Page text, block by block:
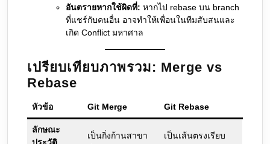
อันตรายหากใช้ผิดที่: หากไป rebase บน branch
ที่แชร์กับคนอื่น อาจทำให้เพื่อนในทีมสับสนและ
เกิด Conflict มหาศาล
เปรียบเทียบภาพรวม: Merge vs
Rebase
หัวข้อ Git Merge Git Rebase
ลักษณะ
เป็นกิ่งก้านสาขา
เป็นเส้นตรงเรียบ